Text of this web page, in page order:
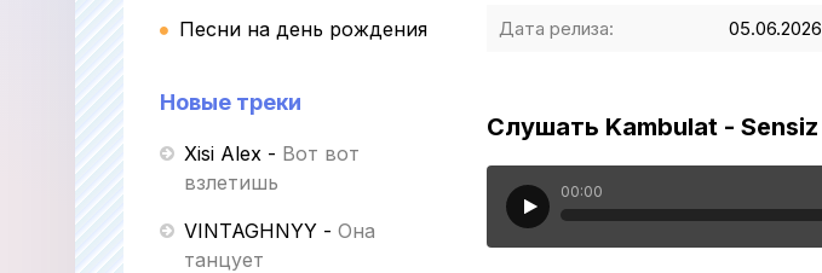
Песни на день рождения
Новые треки
Xisi Alex - Вот вот
взлетишь
VINTAGHNYY - Она
танцует
Дата релиза: 05.06.2026
Слушать Kambulat - Sensiz
00:00